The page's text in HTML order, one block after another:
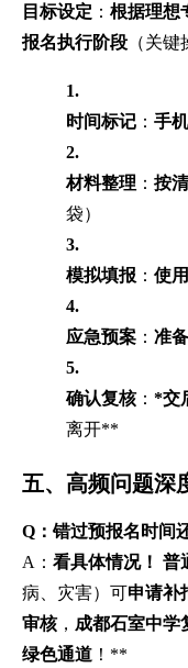
目标设定 ： 根据理想
报名执行阶段 （关键
1.
时间标记 ： 手
2.
材料整理 ： 按
袋）
3.
模拟填报 ： 使
4.
应急预案 ： 准
5.
确认复核： *交
离开**
五、高频问题深
Q：错过预报名时间
A： 看具体情况！ 普
病、灾害）可申请补
审核， 成都石室中学
绿色通道 ！**